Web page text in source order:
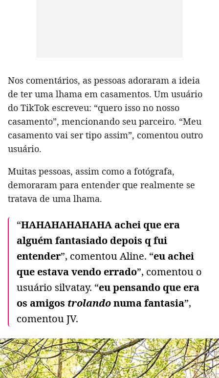
Nos comentários, as pessoas adoraram a ideia
de ter uma lhama em casamentos. Um usuário
do TikTok escreveu: “quero isso no nosso
casamento”, mencionando seu parceiro. “Meu
casamento vai ser tipo assim”, comentou outro
usuário.
Muitas pessoas, assim como a fotógrafa,
demoraram para entender que realmente se
tratava de uma lhama.
“HAHAHAHAHAHA achei que era
alguém fantasiado depois q fui
entender”, comentou Aline. “eu achei
que estava vendo errado”, comentou o
usuário silvatay. “eu pensando que era
os amigos trolandonuma fantasia”,
comentou JV.